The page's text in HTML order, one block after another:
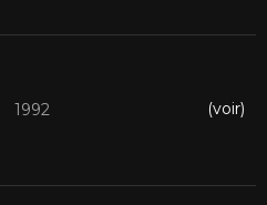
1992 (voir)